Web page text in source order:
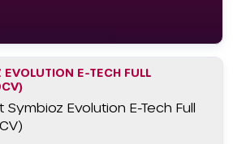
E-TECH FULL